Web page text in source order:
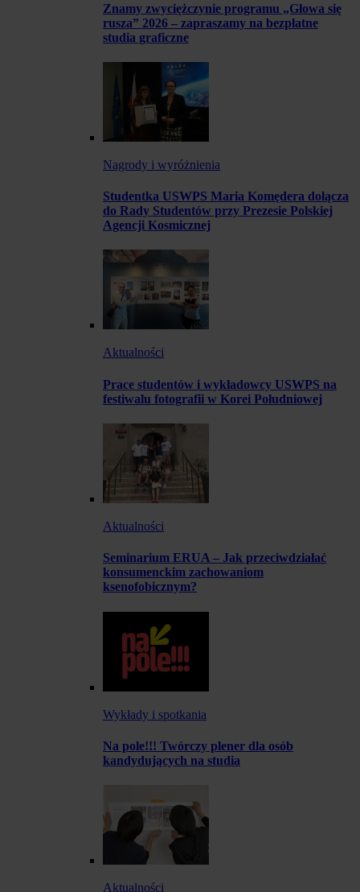
Znamy zwyciężczynie programu „Głowa się
rusza” 2026 – zapraszamy na bezpłatne
studia graficzne
Nagrody i wyróżnienia
Studentka USWPS Maria Komędera dołącza
do Rady Studentów przy Prezesie Polskiej
Agencji Kosmicznej
Aktualności
Prace studentów i wykładowcy USWPS na
festiwalu fotografii w Korei Południowej
Aktualności
Seminarium ERUA – Jak przeciwdziałać
konsumenckim zachowaniom
ksenofobicznym?
Wykłady i spotkania
Na pole!!! Twórczy plener dla osób
kandydujących na studia
Aktualności